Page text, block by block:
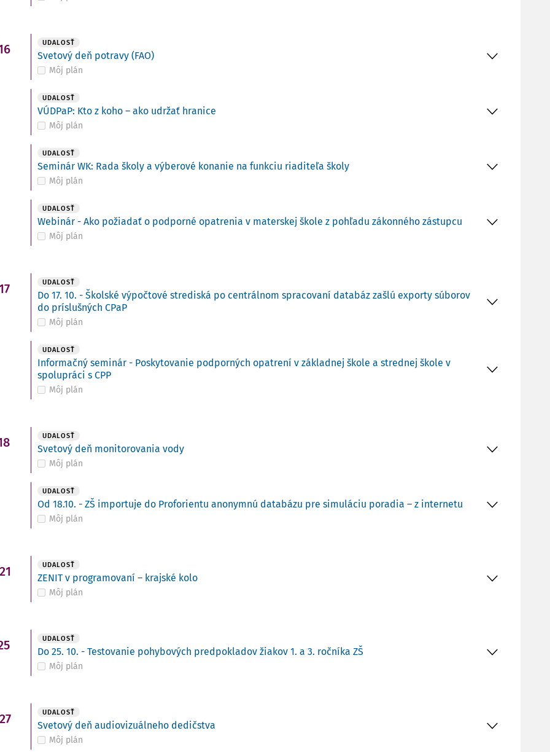
UDALOSŤ
Svetový deň potravy (FAO)
Môj plán
UDALOSŤ
VÚDPaP: Kto z koho – ako udržať hranice
Môj plán
UDALOSŤ
Seminár WK: Rada školy a výberové konanie na funkciu riaditeľa školy
Môj plán
UDALOSŤ
Webinár - Ako požiadať o podporné opatrenia v materskej škole z pohľadu zákonného zástupcu
Môj plán
UDALOSŤ
Do 17. 10. - Školské výpočtové strediská po centrálnom spracovaní databáz zašlú exporty súborov
do príslušných CPaP
Môj plán
UDALOSŤ
Informačný seminár - Poskytovanie podporných opatrení v základnej škole a strednej škole v
spolupráci s CPP
Môj plán
UDALOSŤ
Svetový deň monitorovania vody
Môj plán
UDALOSŤ
Od 18.10. - ZŠ importuje do Proforientu anonymnú databázu pre simuláciu poradia – z internetu
Môj plán
21 UDALOSŤ
ZENIT v programovaní – krajské kolo
Môj plán
UDALOSŤ
Do 25. 10. - Testovanie pohybových predpokladov žiakov 1. a 3. ročníka ZŠ
Môj plán
27 UDALOSŤ
Svetový deň audiovizuálneho dedičstva
Môj plán